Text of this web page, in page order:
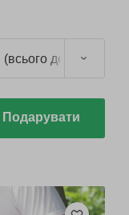
до 1,5 год.)
Подарувати